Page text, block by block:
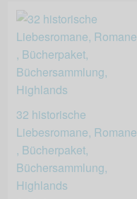
32 historische
Liebesromane, Romane
, Bücherpaket,
Büchersammlung,
Highlands